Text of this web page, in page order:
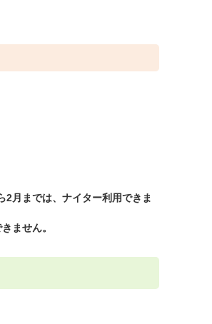
月までは、ナイター利用できま
ません。